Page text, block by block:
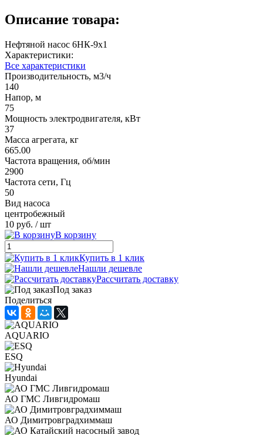
Описание товара:
Нефтяной насос 6НК-9х1
Характеристики:
Все характеристики
Производительность, м3/ч
140
Напор, м
75
Мощность электродвигателя, кВт
37
Масса агрегата, кг
665.00
Частота вращения, об/мин
2900
Частота сети, Гц
50
Вид насоса
центробежный
10 руб. / шт
В корзину
Купить в 1 клик
Нашли дешевле
Рассчитать доставку
Под заказ
Поделиться
AQUARIO
ESQ
Hyundai
АО ГМС Ливгидромаш
АО Димитровградхиммаш